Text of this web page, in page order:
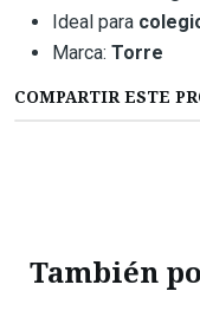
Ideal para
Marca: Torre
COMPARTIR ESTE
También